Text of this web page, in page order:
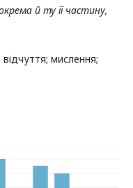
й ту її частину,
мислення;